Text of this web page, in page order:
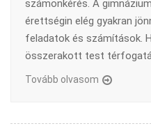
számonkérés. A
érettségin elég gyakran
feladatok és számítások.
összerakott test
Tovább olvasom